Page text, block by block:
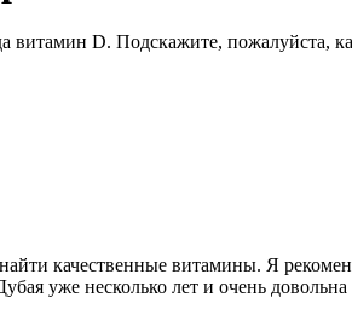
D. Подскажите, пожалуйста,
качественные витамины. Я
уже несколько лет и очень